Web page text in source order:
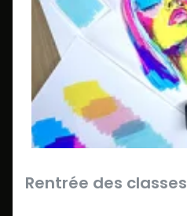
Rentrée des classes